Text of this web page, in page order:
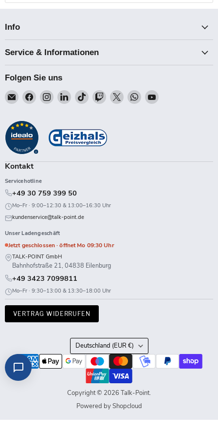
Info
Service & Informationen
Folgen Sie uns
Email
Talk-
Finden
Sie
auf
Facebook
Finden
Sie
auf
Instagram
Finden
Sie
auf
LinkedIn
Finden
Sie
auf
TikTok
Finden
Sie
Twitch
Finden
Sie
Finden
Sie
Finden
Kontakt
Servicehotline
+49 30 759 399 50
Mo–Fr · 9:00–12:30 & 13:00–16:30 Uhr
kundenservice@talk-point.de
Unser Ladengeschäft
Jetzt geschlossen · öffnet Mo 09:30 Uhr
TALK-POINT GmbH
Bahnhofstraße 21, 04838 Eilenburg
+49 3423 7099811
Mo–Fr · 9:30–13:00 & 13:30–18:00 Uhr
VERTRAG WIDERRUFEN
Land
Deutschland (EUR €)
Copyright © 2026 Talk-Point.
Powered by Shopcloud